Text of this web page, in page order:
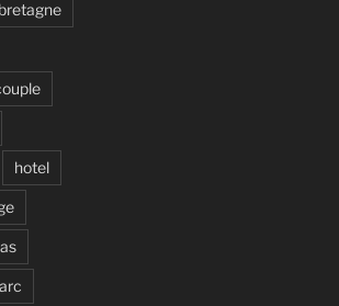
bretagne
hotel